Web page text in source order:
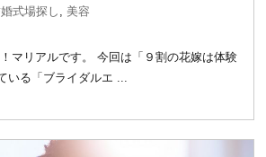
式場探し
美容
マリアルです。 今回は「９割の花嫁は体験
いる「ブライダルエ ...